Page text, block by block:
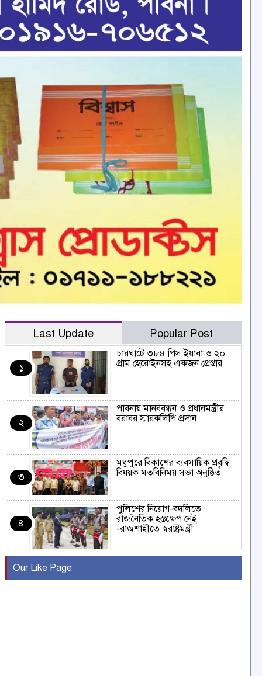
Last Update Popular Post
১
চারঘাটে ৩৮৪ পিস ইয়াবা ও ২০
গ্রাম হেরোইনসহ একজন গ্রেপ্তার
২
পাবনায় মানববন্ধন ও প্রধানমন্ত্রীর
বরাবর স্মারকলিপি প্রদান
৩
মধুপুরে বিকাশের ব্যবসায়িক প্রবৃদ্ধি
বিষয়ক মতবিনিময় সভা অনুষ্ঠিত
৪
পুলিশের নিয়োগ-বদলিতে
রাজনৈতিক হস্তক্ষেপ নেই
-রাজশাহীতে স্বরাষ্ট্রমন্ত্রী
৫
Our Like Page